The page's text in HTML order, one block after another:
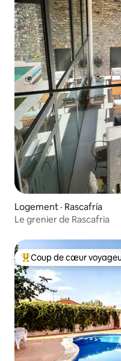
Logement · Rascafría
Le grenier de Rascafria
Coup de cœur voyageurs
Coup de cœur